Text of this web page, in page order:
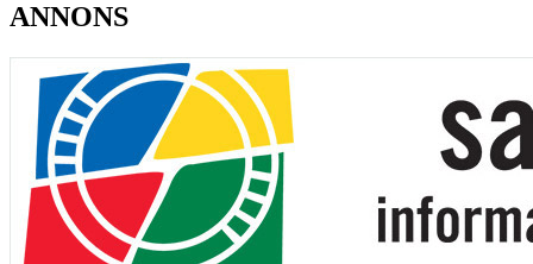
ANNONS